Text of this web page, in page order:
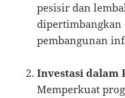
pesisir dan
dipertimbangkan
pembangunan
Investasi dalam
Memperkuat